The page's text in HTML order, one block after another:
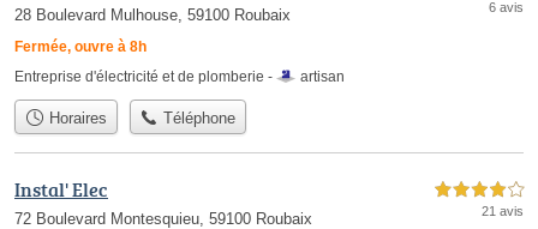
28 Boulevard Mulhouse, 59100 Roubaix
Fermée, ouvre à 8h
6 avis
Entreprise d'électricité et de plomberie - artisan
Horaires Téléphone
Instal' Elec
72 Boulevard Montesquieu, 59100 Roubaix
4,0 étoiles sur 5
21 avis